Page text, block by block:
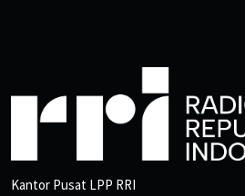
Kantor Pusat LPP RRI